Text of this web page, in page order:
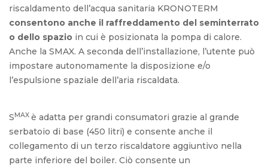
riscaldamento dell’acqua sanitaria KRONOTERM
consentono anche il raffreddamento del seminterrato
o dello spazio in cui è posizionata la pompa di calore.
Anche la SMAX. A seconda dell’installazione, l’utente può
impostare autonomamente la disposizione e/o
l’espulsione spaziale dell’aria riscaldata.
SMAX è adatta per grandi consumatori grazie al grande
serbatoio di base (450 litri) e consente anche il
collegamento di un terzo riscaldatore aggiuntivo nella
parte inferiore del boiler. Ciò consente un